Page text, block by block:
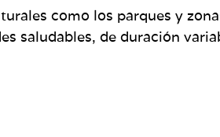
como los parques y
saludables, de duración